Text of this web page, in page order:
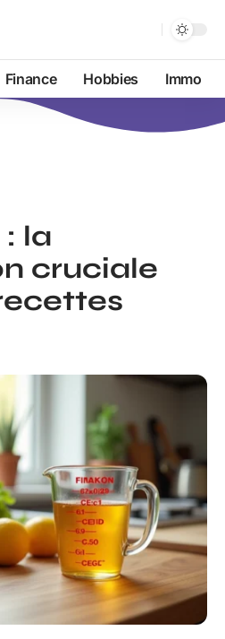
Finance Hobbies Immo
la
cruciale